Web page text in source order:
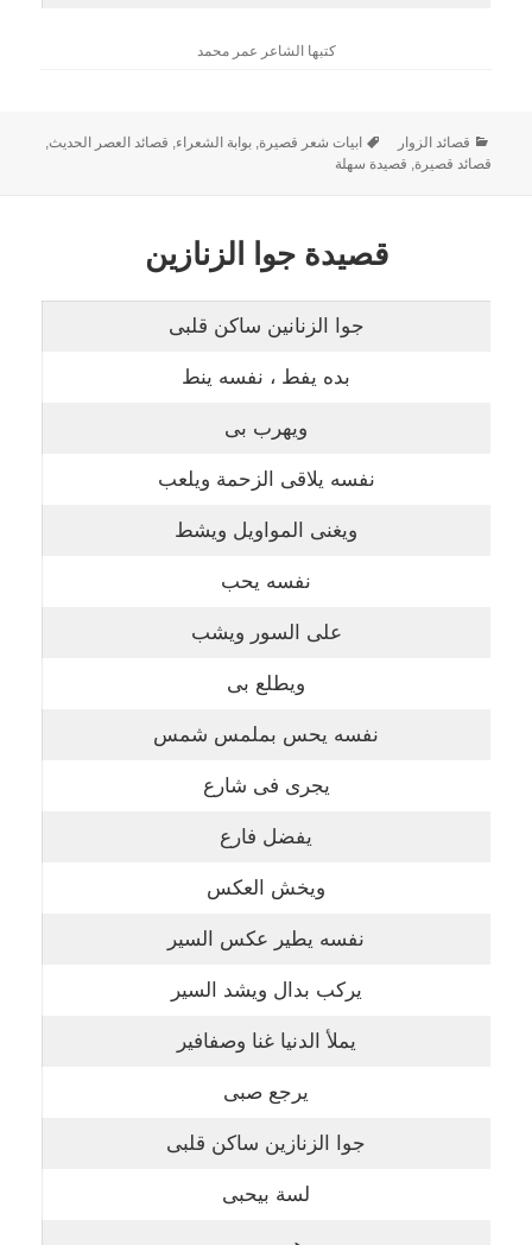
كتبها الشاعر عمر محمد
قصائد الزوار ابيات شعر قصيرة,بوابة الشعراء, قصائد العصر الحديث,
قصائد قصيرة, قصيدة سهلة
قصيدة جوا الزنازين
جوا الزنانين ساكن قلبى
بده يفط ، نفسه ينط
ويهرب بى
نفسه يلاقى الزحمة ويلعب
ويغنى المواويل ويشط
نفسه يحب
على السور ويشب
ويطلع بى
نفسه يحس بملمس شمس
يجرى فى شارع
يفضل فارع
ويخش العكس
نفسه يطير عكس السير
يركب بدال ويشد السير
يملأ الدنيا غنا وصفافير
يرجع صبى
جوا الزنازين ساكن قلبى
لسة بيحبى